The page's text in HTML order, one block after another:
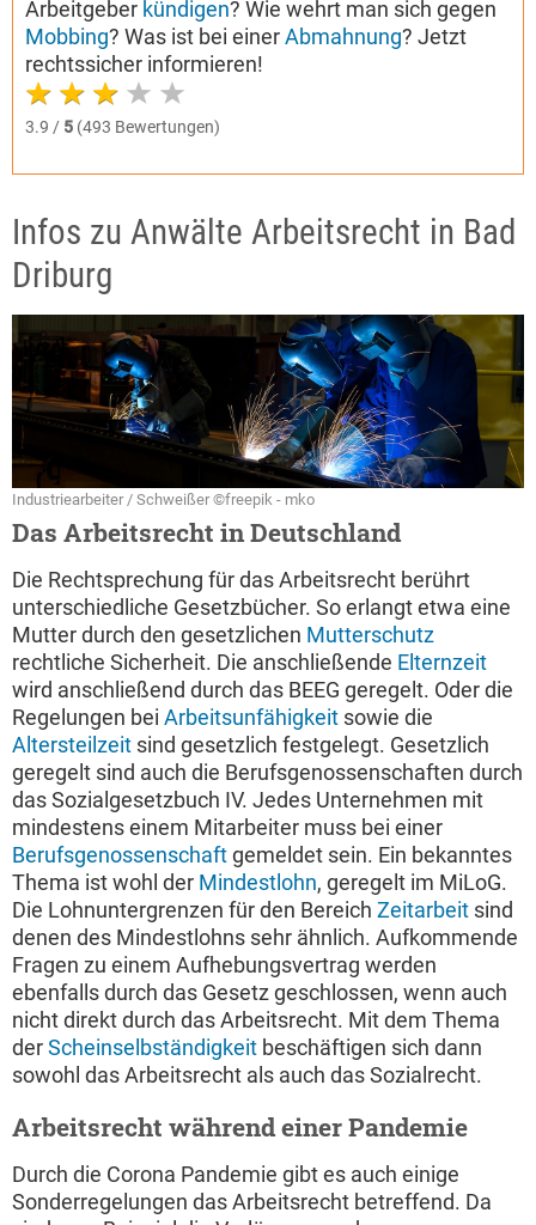
Arbeitgeber kündigen? Wie wehrt man sich gegen
Mobbing? Was ist bei einerAbmahnung? Jetzt
rechtssicher informieren!
3.9 / 5 (493 Bewertungen)
Infos zu Anwälte Arbeitsrecht in Bad
Driburg
Industriearbeiter / Schweißer ©freepik - mko
Das Arbeitsrecht in Deutschland
Die Rechtsprechung für das Arbeitsrecht berührt
unterschiedliche Gesetzbücher. So erlangt etwa eine
Mutter durch den gesetzlichen Mutterschutz
rechtliche Sicherheit. Die anschließende Elternzeit
wird anschließend durch das BEEG geregelt. Oder die
Regelungen bei Arbeitsunfähigkeit sowie die
Altersteilzeit sind gesetzlich festgelegt. Gesetzlich
geregelt sind auch die Berufsgenossenschaften durch
das Sozialgesetzbuch IV. Jedes Unternehmen mit
mindestens einem Mitarbeiter muss bei einer
Berufsgenossenschaftgemeldet sein. Ein bekanntes
Thema ist wohl der Mindestlohn, geregelt im MiLoG.
Die Lohnuntergrenzen für den Bereich Zeitarbeit sind
denen des Mindestlohns sehr ähnlich. Aufkommende
Fragen zu einem Aufhebungsvertrag werden
ebenfalls durch das Gesetz geschlossen, wenn auch
nicht direkt durch das Arbeitsrecht. Mit dem Thema
derScheinselbständigkeit beschäftigen sich dann
sowohl das Arbeitsrecht als auch das Sozialrecht.
Arbeitsrecht während einer Pandemie
Durch die Corona Pandemie gibt es auch einige
Sonderregelungen das Arbeitsrecht betreffend. Da